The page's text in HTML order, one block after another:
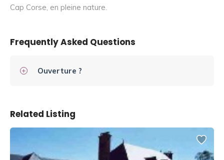
Cap Corse, en pleine nature.
Frequently Asked Questions
Ouverture ?
Related Listing